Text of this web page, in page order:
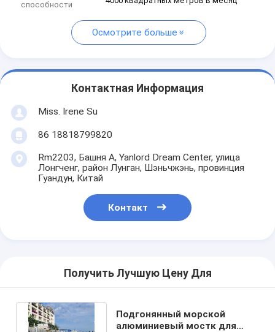
способности
Осмотрите больше
Контактная Информация
Miss. Irene Su
86 18818799820
Rm2203, Башня A, Yanlord Dream Center, улица
Лонгченг, район Лунган, Шэньчжэнь, провинция
Гуандун, Китай
Контакт
Получить Лучшую Цену Для
Подгонянный морской
алюминиевый мостк для